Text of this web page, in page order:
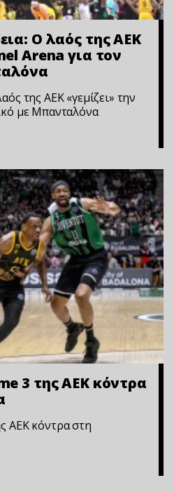
Ο λαός της ΑΕΚ
Arena για τον
της ΑΕΚ «γεμίζει» την
με Μπανταλόνα
3 της ΑΕΚ κόντρα
ΑΕΚ κόντρα στη